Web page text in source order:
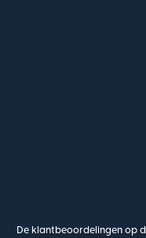
De klantbeoordelingen op